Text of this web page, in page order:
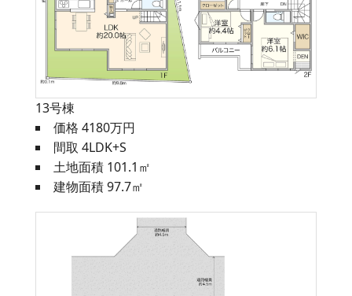
13号棟
価格 4180万円
間取 4LDK+S
土地面積 101.1㎡
建物面積 97.7㎡